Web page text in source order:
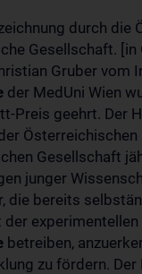
durch die
Gesellschaft. [in
Gruber vom
der MedUni Wien
Preis geehrt. Der
Österreichischen
Gesellschaft
junger
die bereits
der
betreiben,
zu fördern. Der